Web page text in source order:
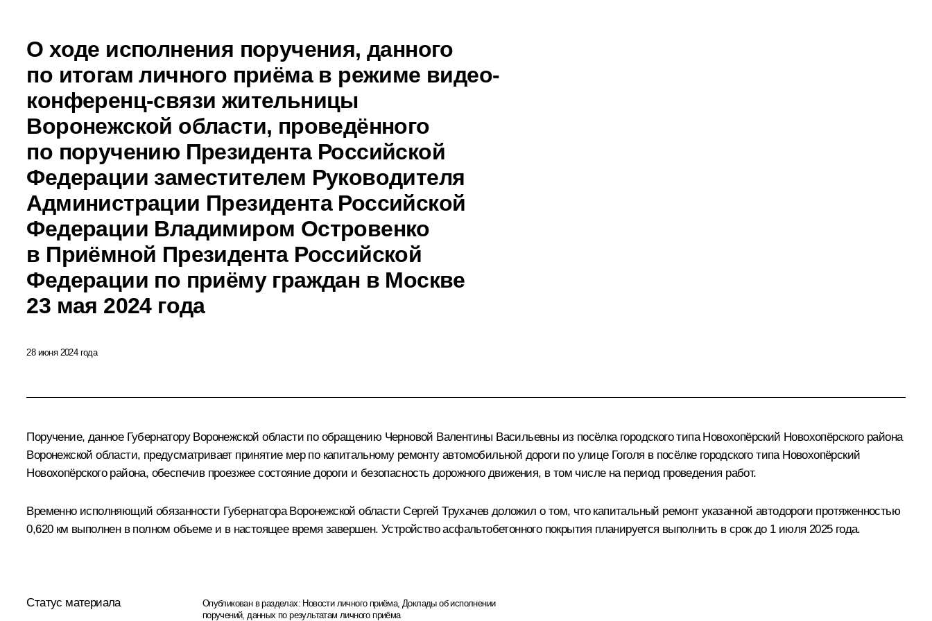
О ходе исполнения поручения, данного
по итогам личного приёма в режиме видео-
конференц-связи жительницы
Воронежской области, проведённого
по поручению Президента Российской
Федерации заместителем Руководителя
Администрации Президента Российской
Федерации Владимиром Островенко
в Приёмной Президента Российской
Федерации по приёму граждан в Москве
23 мая 2024 года
28 июня 2024 года
Поручение, данное Губернатору Воронежской области по обращению Черновой Валентины Васильевны из посёлка городского типа Новохопёрский Новохопёрского района
Воронежской области, предусматривает принятие мер по капитальному ремонту автомобильной дороги по улице Гоголя в посёлке городского типа Новохопёрский
Новохопёрского района, обеспечив проезжее состояние дороги и безопасность дорожного движения, в том числе на период проведения работ.
Временно исполняющий обязанности Губернатора Воронежской области Сергей Трухачев доложил о том, что капитальный ремонт указанной автодороги протяженностью
0,620 км выполнен в полном объеме и в настоящее время завершен. Устройство асфальтобетонного покрытия планируется выполнить в срок до 1 июля 2025 года.
Статус материала Опубликован в разделах: Новости личного приёма,Доклады об исполнении
поручений, данных по результатам личного приёма